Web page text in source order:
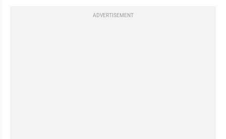
ADVERTISEMENT